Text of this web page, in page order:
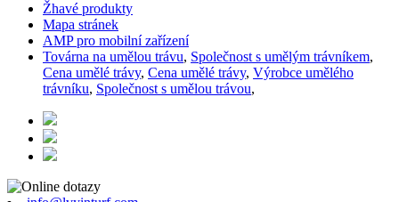
Žhavé produkty
Mapa stránek
AMP pro mobilní zařízení
Továrna na umělou trávu, Společnost s umělým trávníkem,
Cena umělé trávy, Cena umělé trávy, Výrobce umělého
trávníku, Společnost s umělou trávou,